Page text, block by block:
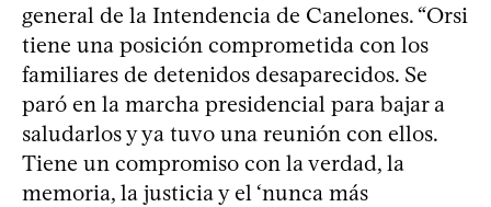
general de la Intendencia de Canelones. “Orsi
tiene una posición comprometida con los
familiares de detenidos desaparecidos. Se
paró en la marcha presidencial para bajar a
saludarlos y ya tuvo una reunión con ellos.
Tiene un compromiso con la verdad, la
memoria, la justicia y el ‘nunca más